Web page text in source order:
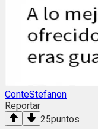
ConteStefanon
Reportar
25puntos